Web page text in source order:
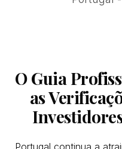
O Guia
as
Portugal continua a